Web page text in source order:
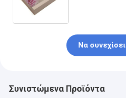
Να συνεχίσει
Συνιστώμενα Προϊόντα